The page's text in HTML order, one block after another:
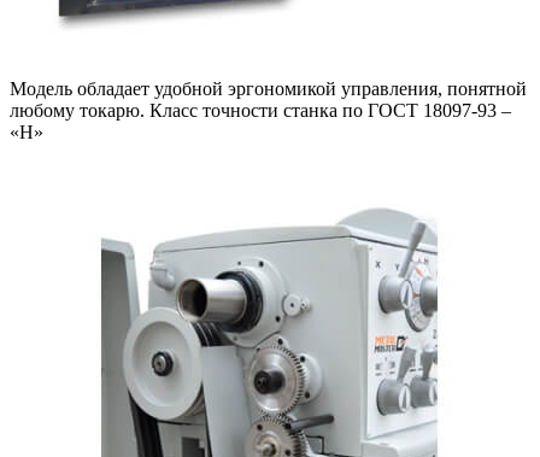
Модель обладает удобной эргономикой управления, понятной
любому токарю. Класс точности станка по ГОСТ 18097-93 –
«Н»